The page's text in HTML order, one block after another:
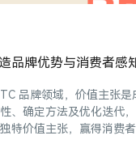
品牌优势与消费者感
品牌领域，价值主张是
、确定方法及优化迭代
特价值主张，赢得消费